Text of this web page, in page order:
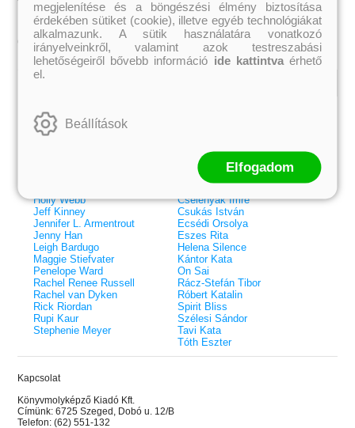
olvasható!
dicsőség (Az Előhírnök-trilógia
3.)
Különleges éldekorált kiadás!
Online ár:2 099 Ft
Külföldiek
Holly Webb
Jeff Kinney
Jennifer L. Armentrout
Jenny Han
Leigh Bardugo
Maggie Stiefvater
Penelope Ward
Rachel Renee Russell
Rachel van Dyken
Rick Riordan
Rupi Kaur
Stephenie Meyer
Benina
Bessenyei Gábor
Bodor Attila
Cselenyák Imre
Csukás István
Ecsédi Orsolya
Eszes Rita
Helena Silence
Kántor Kata
On Sai
Rácz-Stefán Tibor
Róbert Katalin
Spirit Bliss
Szélesi Sándor
Tavi Kata
Tóth Eszter
Kapcsolat
Könyvmolyképző Kiadó Kft.
Címünk: 6725 Szeged, Dobó u. 12/B
Telefon: (62) 551-132
megjelenítése és a böngészési élmény biztosítása
érdekében sütiket (cookie), illetve egyéb technológiákat
alkalmazunk. A sütik használatára vonatkozó
irányelveinkről, valamint azok testreszabási
lehetőségeiről bővebb információ ide kattintvaérhető
el.
Beállítások
Elfogadom